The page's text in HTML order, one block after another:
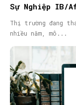
Sự Nghiệp IB/
Thị trường đang thay
nhiều năm, mô...